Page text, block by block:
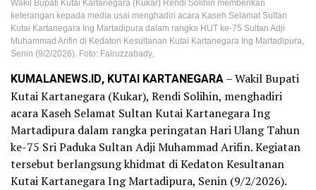
Wakil Bupati Kutai Kartanegara (Kukar) Rendi Solihin memberikan
keterangan kepada media usai menghadiri acara Kaseh Selamat Sultan
Kutai Kartanegara Ing Martadipura dalam rangka HUT ke-75 Sultan Adji
Muhammad Arifin di Kedaton Kesultanan Kutai Kartanegara Ing Martadipura,
Senin (9/2/2026). Foto: Fairuzzabady.
KUMALANEWS.ID, KUTAI KARTANEGARA– Wakil Bupati
Kutai Kartanegara (Kukar), Rendi Solihin, menghadiri
acara Kaseh Selamat Sultan Kutai Kartanegara Ing
Martadipura dalam rangka peringatan Hari Ulang Tahun
ke-75 Sri Paduka Sultan Adji Muhammad Arifin. Kegiatan
tersebut berlangsung khidmat di Kedaton Kesultanan
Kutai Kartanegara Ing Martadipura, Senin (9/2/2026).